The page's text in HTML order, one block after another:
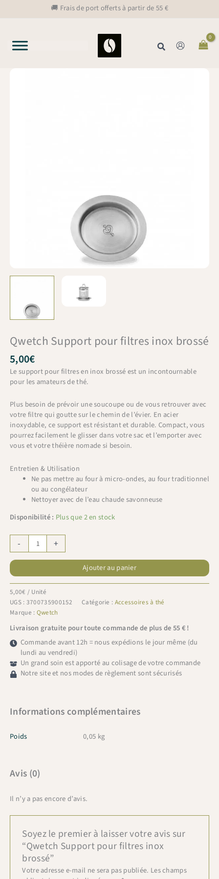
🚚 Frais de port offerts à partir de 55 €
Rechercher
Qwetch Support pour filtres inox brossé
5,00€
Le support pour filtres en inox brossé est un incontournable
pour les amateurs de thé.
Plus besoin de prévoir une soucoupe ou de vous retrouver avec
votre filtre qui goutte sur le chemin de l’évier. En acier
inoxydable, ce support est résistant et durable. Compact, vous
pourrez facilement le glisser dans votre sac et l’emporter avec
vous et votre théière nomade si besoin.
Entretien & Utilisation
Ne pas mettre au four à micro-ondes, au four traditionnel
ou au congélateur
Nettoyer avec de l’eau chaude savonneuse
Disponibilité : Plus que 2 en stock
-
de
Qwetch
Support
filtres
inox
brossé
+
Ajouter au panier
5,00€ / Unité
UGS : 3700735900152 Catégorie : Accessoires à thé
Marque : Qwetch
Livraison gratuite pour toute commande de plus de 55 € !
Commande avant 12h = nous expédions le jour même (du
lundi au vendredi)
Un grand soin est apporté au colisage de votre commande
Notre site et nos modes de règlement sont sécurisés
Informations complémentaires
Poids 0,05 kg
Avis (0)
Il n’y a pas encore d’avis.
Soyez le premier à laisser votre avis sur
“Qwetch Support pour filtres inox
brossé”
Votre adresse e-mail ne sera pas publiée. Les champs